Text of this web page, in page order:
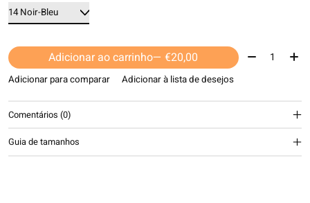
Adicionar ao carrinho — €20,00 Quantidade:
Adicionar para comparar Adicionar à lista de desejos
Comentários (0)
Guia de tamanhos